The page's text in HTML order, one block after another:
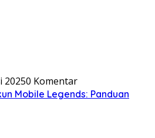
20250 Komentar
Mobile Legends: Panduan